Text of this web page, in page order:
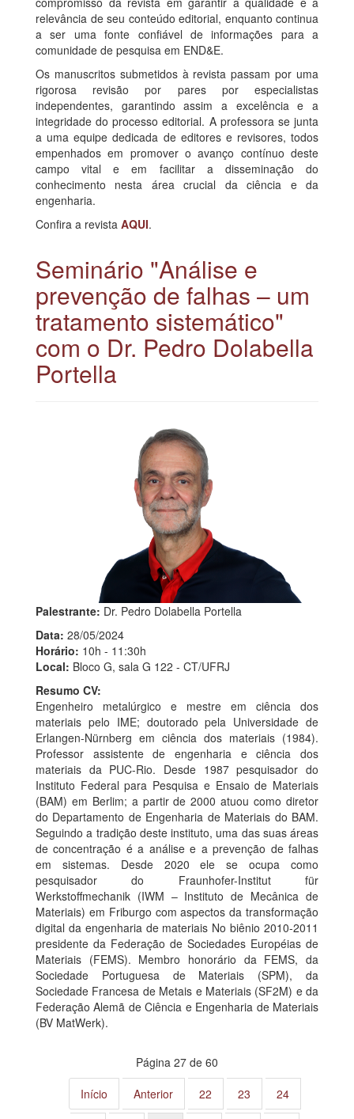
relevância de seu conteúdo editorial, enquanto continua
a ser uma fonte confiável de informações para a
comunidade de pesquisa em END&E.
Os manuscritos submetidos à revista passam por uma
rigorosa revisão por pares por especialistas
independentes, garantindo assim a excelência e a
integridade do processo editorial. A professora se junta
a uma equipe dedicada de editores e revisores, todos
empenhados em promover o avanço contínuo deste
campo vital e em facilitar a disseminação do
conhecimento nesta área crucial da ciência e da
engenharia.
Confira a revista AQUI.
Seminário "Análise e
prevenção de falhas – um
tratamento sistemático"
com o Dr. Pedro Dolabella
Portella
Palestrante: Dr. Pedro Dolabella Portella
Data: 28/05/2024
Horário: 10h - 11:30h
Local: Bloco G, sala G 122 - CT/UFRJ
Resumo CV:
Engenheiro metalúrgico e mestre em ciência dos
materiais pelo IME; doutorado pela Universidade de
Erlangen-Nürnberg em ciência dos materiais (1984).
Professor assistente de engenharia e ciência dos
materiais da PUC-Rio. Desde 1987 pesquisador do
Instituto Federal para Pesquisa e Ensaio de Materiais
(BAM) em Berlim; a partir de 2000 atuou como diretor
do Departamento de Engenharia de Materiais do BAM.
Seguindo a tradição deste instituto, uma das suas áreas
de concentração é a análise e a prevenção de falhas
em sistemas. Desde 2020 ele se ocupa como
pesquisador do Fraunhofer-Institut für
Werkstoffmechanik (IWM – Instituto de Mecânica de
Materiais) em Friburgo com aspectos da transformação
digital da engenharia de materiais No biênio 2010-2011
presidente da Federação de Sociedades Européias de
Materiais (FEMS). Membro honorário da FEMS, da
Sociedade Portuguesa de Materiais (SPM), da
Sociedade Francesa de Metais e Materiais (SF2M) e da
Federação Alemã de Ciência e Engenharia de Materiais
(BV MatWerk).
Página 27 de 60
Início
Anterior 22 23 24